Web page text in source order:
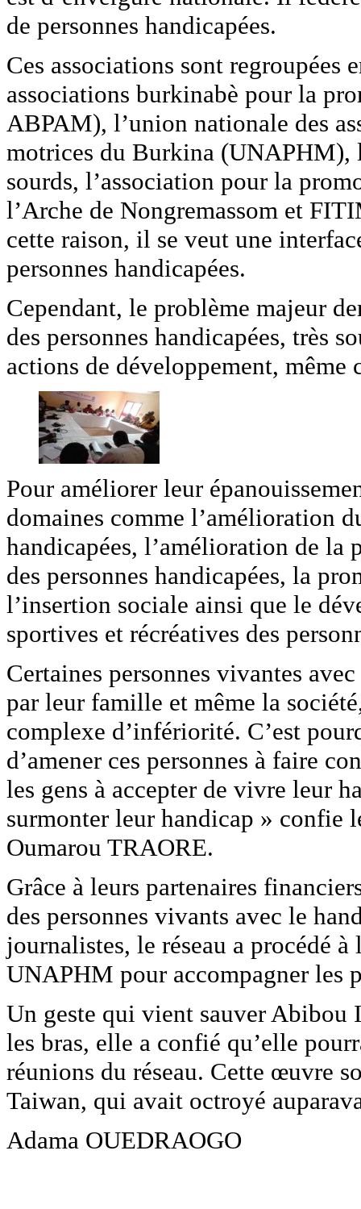
de personnes handicapées.
Ces associations sont regroupées
associations burkinabè pour la
ABPAM), l’union nationale des
motrices du Burkina (UNAPHM),
sourds, l’association pour la
l’Arche de Nongremassom et
cette raison, il se veut une
personnes handicapées.
Cependant, le problème majeur
des personnes handicapées, très
actions de développement, même
Pour améliorer leur
domaines comme l’amélioration
handicapées, l’amélioration de la
des personnes handicapées, la
l’insertion sociale ainsi que le
sportives et récréatives des
Certaines personnes vivantes
par leur famille et même la
complexe d’infériorité. C’est
d’amener ces personnes à faire
les gens à accepter de vivre leur
surmonter leur handicap » confie
Oumarou TRAORE.
Grâce à leurs partenaires
des personnes vivants avec le
journalistes, le réseau a procédé
UNAPHM pour accompagner les
Un geste qui vient sauver Abibou
les bras, elle a confié qu’elle
réunions du réseau. Cette œuvre
Taiwan, qui avait octroyé
Adama OUEDRAOGO